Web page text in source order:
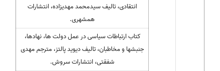
انتقادی، تالیف سیدمحمد مهدیزاده، انتشارات
همشهری.
کتاب ارتباطات سیاسی در عمل دولت ها، نهادها،
جنبشها و مخاطبان، تالیف دیوید پالتز، مترجم مهدی
شفقتی، انتشارات سروش.